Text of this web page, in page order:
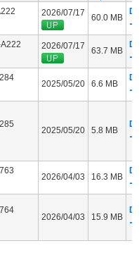
2026/07/17 60.0 MB
2026/07/17 63.7 MB
2025/05/20 6.6 MB
2025/05/20 5.8 MB
2026/04/03 16.3 MB
2026/04/03 15.9 MB